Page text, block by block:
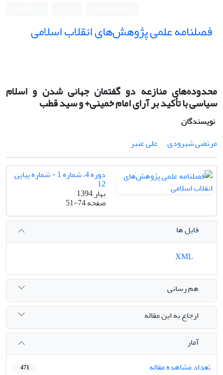
فصلنامه علمی پژوهش‌های انقلاب اسلامی
محدوده‌های منازعه دو گفتمان جهانی شدن و اسلام
سیاسی با تأکید بر آرای امام خمینی+ و سید قطب
نویسندگان
مرتضی شیرودی
علی عنبر
دوره 4، شماره 1 - شماره پیاپی
12
بهار 1394
صفحه51-74
فایل ها
هم رسانی
ارجاع به این مقاله
آمار
تعداد مشاهده مقاله
471